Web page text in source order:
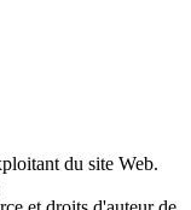
du site Web.